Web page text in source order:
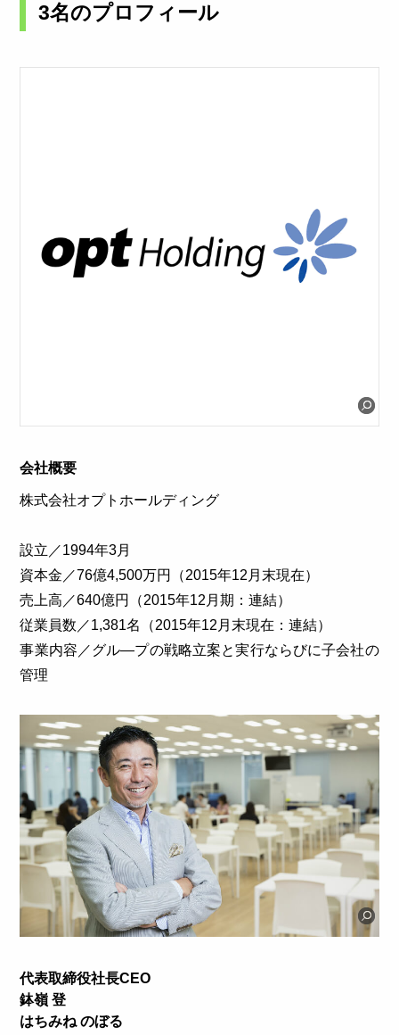
3名のプロフィール
会社概要
株式会社オプトホールディング
設立／1994年3月
資本金／76億4,500万円（2015年12月末現在）
売上高／640億円（2015年12月期：連結）
従業員数／1,381名（2015年12月末現在：連結）
事業内容／グル―プの戦略立案と実行ならびに子会社の
管理
代表取締役社長CEO
鉢嶺 登
はちみね のぼる